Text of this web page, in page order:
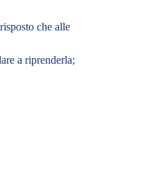
che alle
a riprenderla;